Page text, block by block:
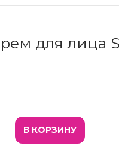
для лица
В КОРЗИНУ